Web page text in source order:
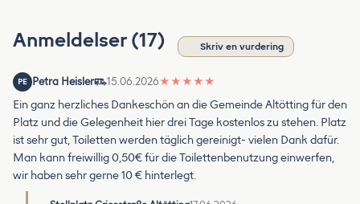
Anmeldelser (17) Skriv en vurdering
PE Petra Heisler 15.06.2026★ ★ ★ ★ ★
Ein ganz herzliches Dankeschön an die Gemeinde Altötting für den
Platz und die Gelegenheit hier drei Tage kostenlos zu stehen. Platz
ist sehr gut, Toiletten werden täglich gereinigt- vielen Dank dafür.
Man kann freiwillig 0,50€ für die Toilettenbenutzung einwerfen,
wir haben sehr gerne 10 € hinterlegt.